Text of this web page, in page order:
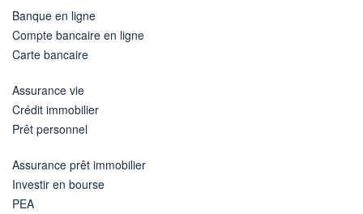
Banque en ligne
Compte bancaire en ligne
Carte bancaire
Assurance vie
Crédit immobilier
Prêt personnel
Assurance prêt immobilier
Investir en bourse
PEA